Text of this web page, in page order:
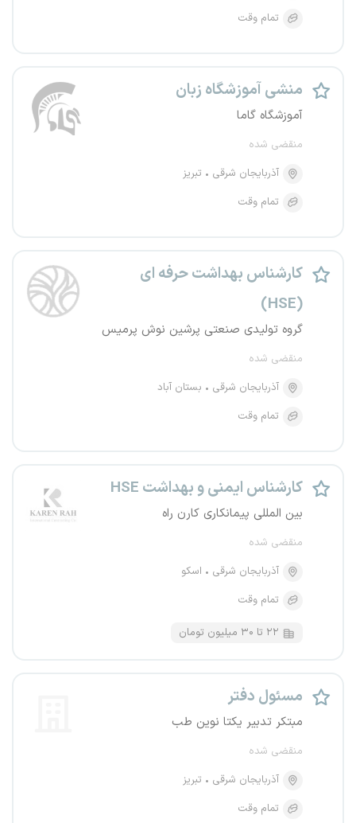
تمام وقت
منشی آموزشگاه زبان
آموزشگاه گاما
منقضی شده
آذربایجان شرقی
تبریز
تمام وقت
کارشناس بهداشت حرفه ای
(HSE)
گروه تولیدی صنعتی پرشین نوش پرمیس
منقضی شده
آذربایجان شرقی
بستان آباد
تمام وقت
کارشناس ایمنی و بهداشت HSE
بین المللی پیمانکاری کارن راه
منقضی شده
آذربایجان شرقی
اسکو
تمام وقت
۲۲ تا ۳۰ میلیون تومان
مسئول دفتر
مبتکر تدبیر یکتا نوین طب
منقضی شده
آذربایجان شرقی
تبریز
تمام وقت